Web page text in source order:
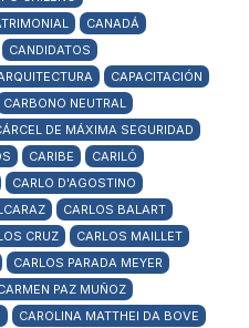
CANADÁ
CANDIDATOS
CAPACITACIÓN
CARBONO NEUTRAL
DE MÁXIMA SEGURIDAD
CARIBE
CARILÓ
CARLO D'AGOSTINO
CARLOS BALART
CRUZ
CARLOS MAILLET
CARLOS PARADA MEYER
PAZ MUÑOZ
CAROLINA MATTHEI DA BOVE